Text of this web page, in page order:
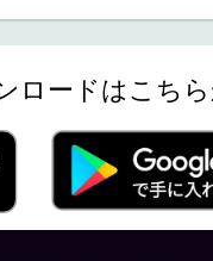
ロードはこち